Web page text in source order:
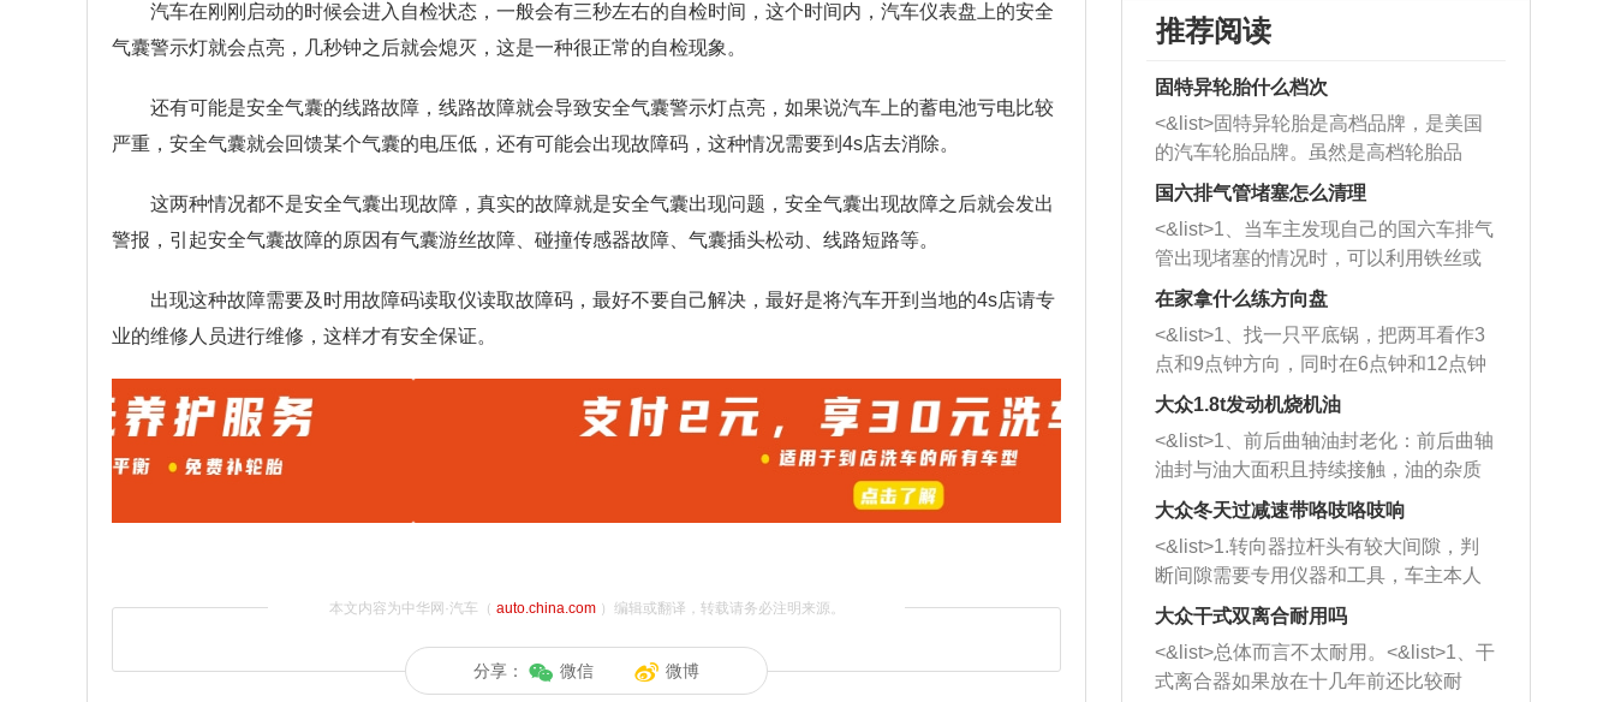
汽车在刚刚启动的时候会进入自检状态，一般会有三秒左右的自检时间，这个时间内，汽车仪表盘上的安全
气囊警示灯就会点亮，几秒钟之后就会熄灭，这是一种很正常的自检现象。
还有可能是安全气囊的线路故障，线路故障就会导致安全气囊警示灯点亮，如果说汽车上的蓄电池亏电比较
严重，安全气囊就会回馈某个气囊的电压低，还有可能会出现故障码，这种情况需要到4s店去消除。
这两种情况都不是安全气囊出现故障，真实的故障就是安全气囊出现问题，安全气囊出现故障之后就会发出
警报，引起安全气囊故障的原因有气囊游丝故障、碰撞传感器故障、气囊插头松动、线路短路等。
出现这种故障需要及时用故障码读取仪读取故障码，最好不要自己解决，最好是将汽车开到当地的4s店请专
业的维修人员进行维修，这样才有安全保证。
本文内容为中华网·汽车（ auto.china.com）编辑或翻译，转载请务必注明来源。
分享： 微信 微博
推荐阅读
固特异轮胎什么档次
<&list>固特异轮胎是高档品牌，是美国
的汽车轮胎品牌。虽然是高档轮胎品
牌，但是中高低端的轮胎都有生产，这
也是为了更好的开拓市场。
国六排气管堵塞怎么清理
<&list>1、当车主发现自己的国六车排气
管出现堵塞的情况时，可以利用铁丝或
者是细棍，直接将杂物给取出来，如果
堵塞情况比较严重，也可以采取应急措
施。 <&list>2、直接利用木棍将所有的
杂物推到排气管里面的位置处，然后将
三元催化器拆解开，就可以将堵塞的东
西取出来。但如果是因为积碳过多引起
的堵塞，就需要将三元催化器泡在草酸
洗剂对堵塞的情况得到解决，将清洗剂
放在燃油箱中，与燃油混合后，车辆启
动时，就可以和汽油一起进入到燃烧
室，最后形成废气排出，就可以让三元
催化器得到清洗，排气管堵塞的情况就
能够得到解决。
在家拿什么练方向盘
<&list>1、找一只平底锅，把两耳看作3
点和9点钟方向，同时在6点钟和12点钟
方向做一个标记。 <&list>2、双手握住
一圈半的练习，往右同样也要打相同的
圈数。 <&list>3、最后强调要反复练
习，这样就可以形成肌肉记忆，在真实
驾驶车辆时，不需要记忆也能打好方
向。
大众1.8t发动机烧机油
<&list>1、前后曲轴油封老化：前后曲轴
油封与油大面积且持续接触，油的杂质
和发动机内持续温度变化使其密封效果
逐渐减弱，导致渗油或漏油。<&list>2、
活塞间隙过大：积碳会使活塞环与缸体
的间隙扩大，导致机油流入燃烧室中，
造成烧机油。<&list>3、机油粘度。使用
机油粘度过小的话，同样会有烧机油现
象，机油粘度过小具有很好的流动性，
大众冬天过减速带咯吱咯吱响
<&list>1.转向器拉杆头有较大间隙，判
断间隙需要专用仪器和工具，车主本人
无法制作，需要将车辆送到修理厂或4s
店；<&list>2.车辆半轴套管防尘罩破
裂，破裂后会出现漏油现象，使半轴磨
损严重，磨损的半轴容易损坏，产生异
大众干式双离合耐用吗
<&list>总体而言不太耐用。<&list>1、干
式离合器如果放在十几年前还比较耐